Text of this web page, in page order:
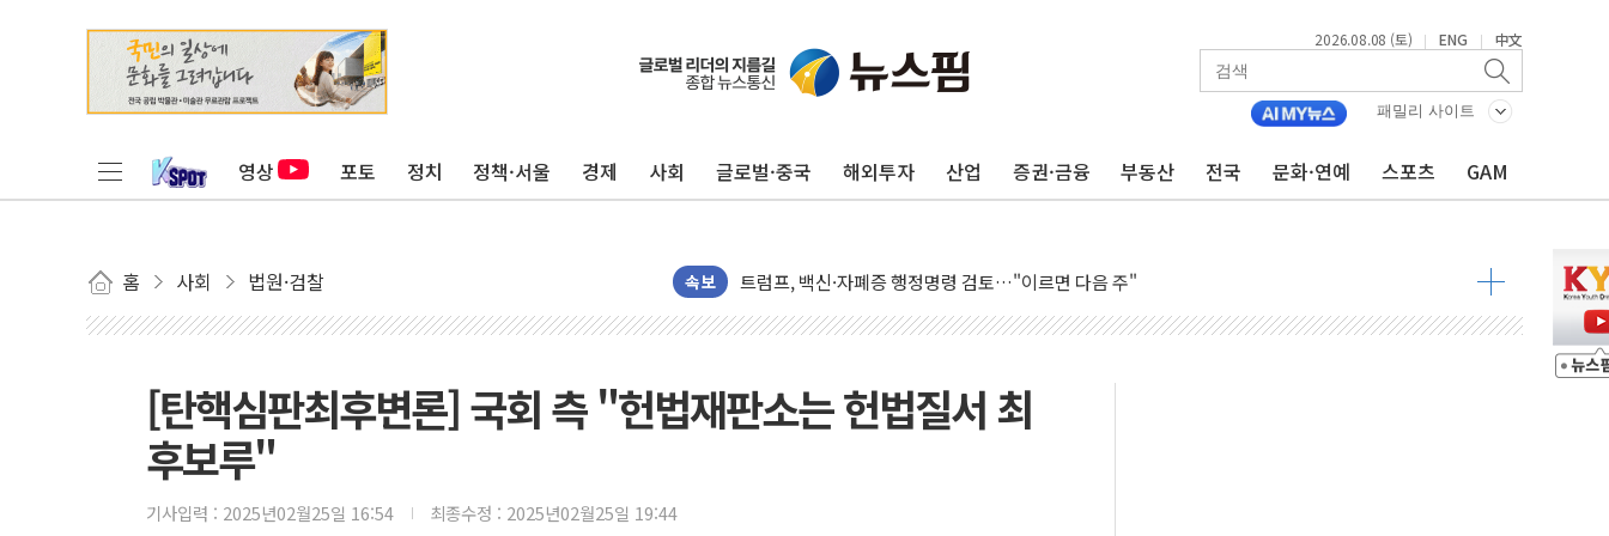
2026.08.08 (토) | ENG | 中文
패밀리 사이트
영상 포토 정치 정책·서울 경제 사회 글로벌·중국 해외투자 산업 증권·금융 부동산 전국 문화·연예 스포츠 GAM
홈 사회 법원·검찰 속보
미 연준 매파 기세 꺾이나…고용 감소에 9월 동결 전망 우세
트럼프, 백신·자폐증 행정명령 검토…"이르면 다음 주"
이란 핵심 원유 수출항 '하르그섬', 최근 1주일 이상 '올스톱'… 美 해상봉쇄 영향
美 고용 쇼크에 엔화 장중 급등…시장은 "또 개입했나" 촉각
[AI MY 뉴스] 뉴욕 반도체주 프리뷰...美 고용 쇼크에 반도체주 '활짝'
[탄핵심판최후변론] 국회 측 "헌법재판소는 헌법질서 최
후보루"
기사입력 : 2025년02월25일 16:54 최종수정 : 2025년02월25일 19:44